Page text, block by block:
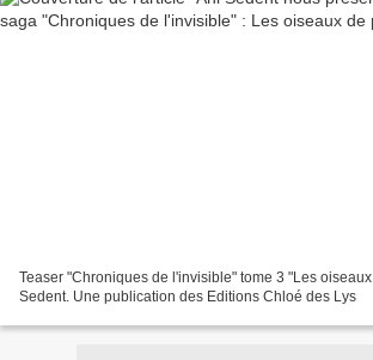
Teaser "Chroniques de l'invisible" tome 3 "Les
Sedent. Une publication des Editions Chloé des Lys